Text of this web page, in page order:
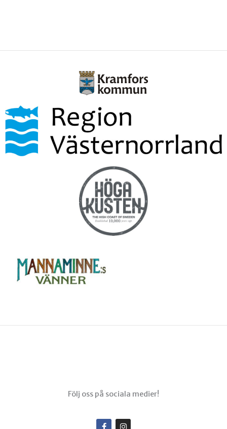
Följ oss på sociala medier!
F I